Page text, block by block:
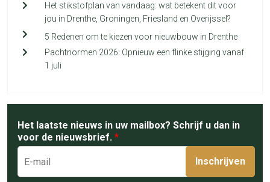
Het stikstofplan van vandaag: wat betekent dit voor
jou in Drenthe, Groningen, Friesland en Overijssel?
5 Redenen om te kiezen voor nieuwbouw in Drenthe
Pachtnormen 2026: Opnieuw een flinke stijging vanaf
1 juli
Het laatste nieuws in uw mailbox? Schrijf u dan in
voor de nieuwsbrief. *
Inschrijven